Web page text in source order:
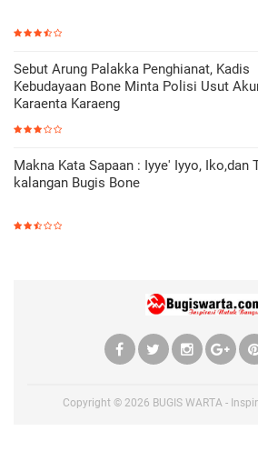
Sebut Arung Palakka Penghianat, Kadis
Kebudayaan Bone Minta Polisi Usut
Karaenta Karaeng
Makna Kata Sapaan : Iyye' Iyyo, Iko,dan
kalangan Bugis Bone
Copyright © 2026 BUGIS WARTA -